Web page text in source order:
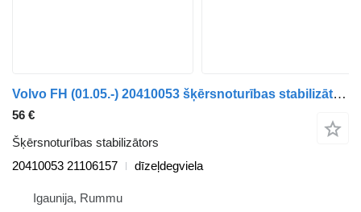
Volvo FH (01.05.-) 20410053 šķērsnoturības stabilizātors paredzēts Volvo FH12, FH16, NH12, FH, VNL780 (1993-2014) kravas automašīnas
56 €
Šķērsnoturības stabilizātors
20410053 21106157
dīzeļdegviela
Igaunija, Rummu